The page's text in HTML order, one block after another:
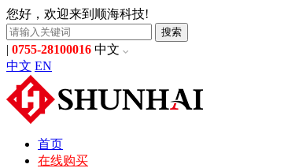
您好，欢迎来到顺海科技!
搜索
| 0755-28100016 中文
中文 EN
首页
在线购买